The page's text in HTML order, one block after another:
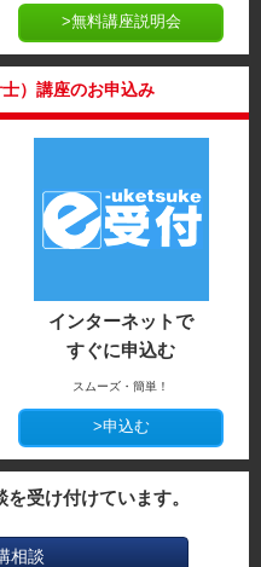
>無料講座説明会
）講座のお申込み
インターネットで
すぐに申込む
スムーズ・簡単！
>申込む
受け付けています。
相談